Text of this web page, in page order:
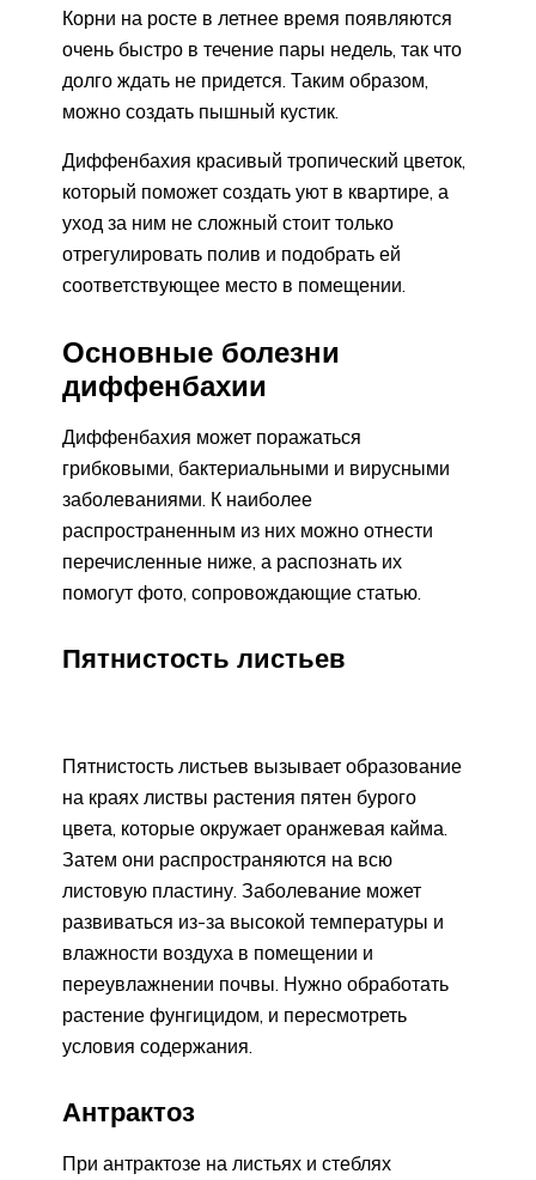
Корни на росте в летнее время появляются
очень быстро в течение пары недель, так что
долго ждать не придется. Таким образом,
можно создать пышный кустик.
Диффенбахия красивый тропический цветок,
который поможет создать уют в квартире, а
уход за ним не сложный стоит только
отрегулировать полив и подобрать ей
соответствующее место в помещении.
Основные болезни
диффенбахии
Диффенбахия может поражаться
грибковыми, бактериальными и вирусными
заболеваниями. К наиболее
распространенным из них можно отнести
перечисленные ниже, а распознать их
помогут фото, сопровождающие статью.
Пятнистость листьев
Пятнистость листьев вызывает образование
на краях листвы растения пятен бурого
цвета, которые окружает оранжевая кайма.
Затем они распространяются на всю
листовую пластину. Заболевание может
развиваться из-за высокой температуры и
влажности воздуха в помещении и
переувлажнении почвы. Нужно обработать
растение фунгицидом, и пересмотреть
условия содержания.
Антрактоз
При антрактозе на листьях и стеблях